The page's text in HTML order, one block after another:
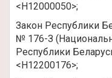
<H12000050>;
Закон Республики
№ 176-З
Республики
<H12200176>;